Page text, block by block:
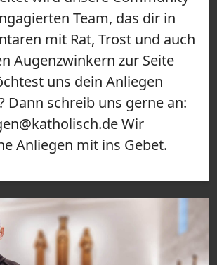
Team, das dir in
mit Rat, Trost und auch
Augenzwinkern zur Seite
uns dein Anliegen
Dann schreib uns gerne an:
Wir
Anliegen mit ins Gebet.